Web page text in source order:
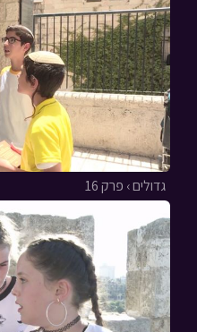
גדולים › פרק 16